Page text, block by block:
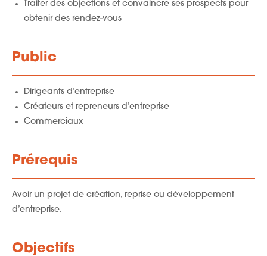
Traiter des objections et convaincre ses prospects pour
obtenir des rendez-vous
Public
Dirigeants d’entreprise
Créateurs et repreneurs d’entreprise
Commerciaux
Prérequis
Avoir un projet de création, reprise ou développement
d’entreprise.
Objectifs